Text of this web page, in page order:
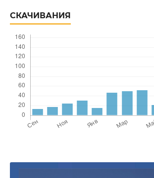
СКАЧИВАНИЯ